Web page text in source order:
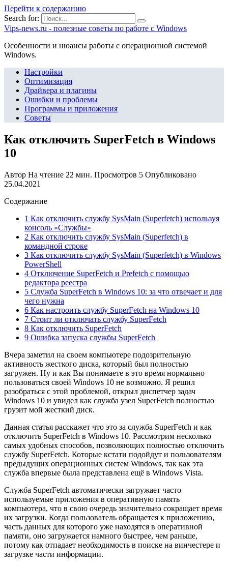
Перейти к содержанию
Search for:
Vips-news.ru - полезные советы по работе с Windows
Особенности и нюансы работы с операционной системой
Windows.
Настройки
Оптимизация
Драйвера и плагины
Ошибки и проблемы
Программы и приложения
Советы
Как отключить SuperFetch в Windows
10
Автор На чтение 22 мин. Просмотров 5 Опубликовано
25.04.2021
Содержание
1 Как отключить службу SysMain (Superfetch) используя
консоль «Службы»
2 Как отключить службу SysMain (Superfetch) в
командной строке
3 Как отключить службу SysMain (Superfetch) в Windows
PowerShell
4 Отключение SuperFetch и Prefetch с помощью
редактора реестра
5 Служба SuperFetch в Windows 10: за что отвечает и для
чего нужна
6 Как настроить службу SuperFetch на Windows 10
7 Стоит ли отключать службу SuperFetch
8 Как отключить SuperFetch
9 Ошибка запуска службы SuperFetch
Вчера заметил на своем компьютере подозрительную
активность жесткого диска, который был полностью
загружен. Ну и как Вы понимаете в это время нормально
пользоваться своей Windows 10 не возможно. Я решил
разобраться с этой проблемой, открыл диспетчер задач
Windows 10 и увидел как служба узел SuperFetch полностью
грузит мой жесткий диск.
Данная статья расскажет что это за служба SuperFetch и как
отключить SuperFetch в Windows 10. Рассмотрим несколько
самых удобных способов, позволяющих полностью отключить
службу SuperFetch. Которые кстати подойдут и пользователям
предыдущих операционных систем Windows, так как эта
служба впервые была представлена ещё в Windows Vista.
Служба SuperFetch автоматически загружает часто
используемые приложения в оперативную память
компьютера, что в свою очередь значительно сокращает время
их загрузки. Когда пользователь обращается к приложению,
часть данных для которого уже находятся в оперативной
памяти, оно загружается намного быстрее, чем раньше,
потому как отпадает необходимость в поиске на винчестере и
загрузке части информации.